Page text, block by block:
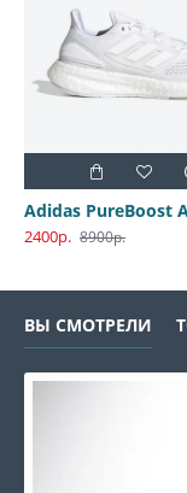
Adidas PureBoost
2400р. 8900р.
ВЫ СМОТРЕЛИ